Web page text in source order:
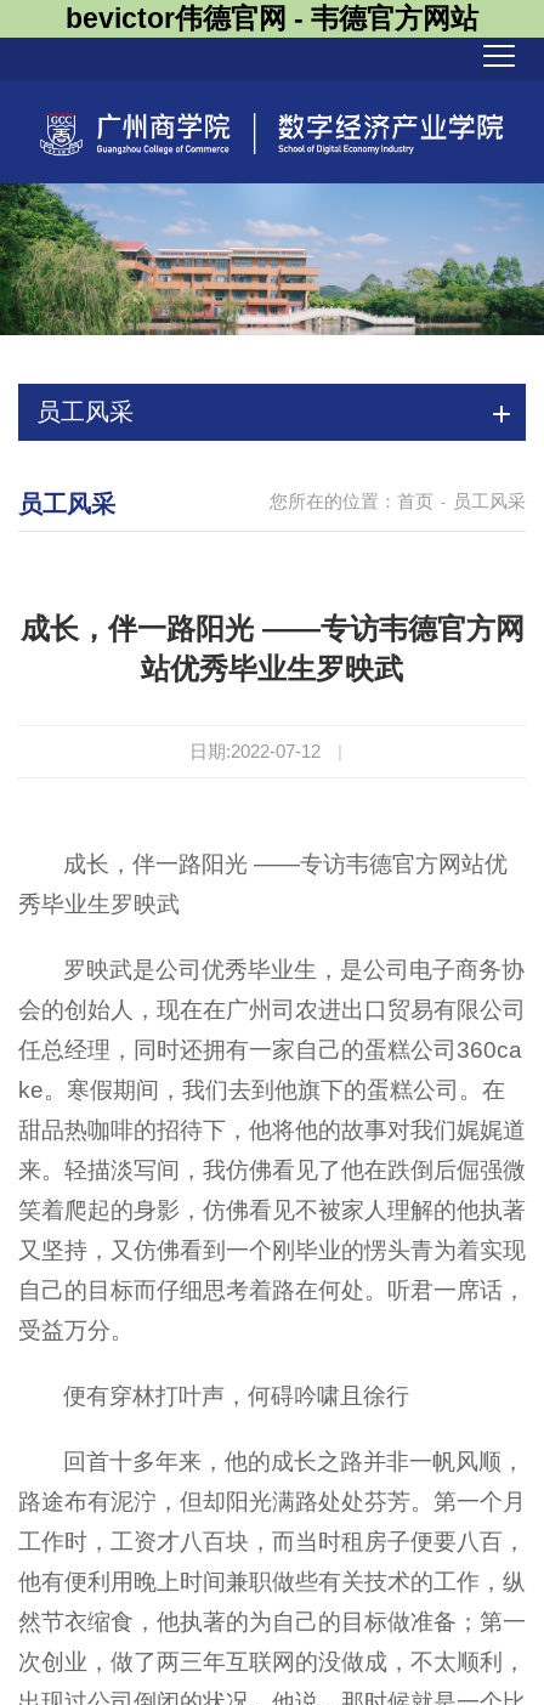
bevictor伟德官网 - 韦德官方网站
员工风采
您所在的位置： 首页 - 员工风采
员工风采
成长，伴一路阳光 ——专访韦德官方网
站优秀毕业生罗映武
日期:2022-07-12 |
成长，伴一路阳光 ——专访韦德官方网站优
秀毕业生罗映武
罗映武是公司优秀毕业生，是公司电子商务协
会的创始人，现在在广州司农进出口贸易有限公司
任总经理，同时还拥有一家自己的蛋糕公司360ca
ke。寒假期间，我们去到他旗下的蛋糕公司。在
甜品热咖啡的招待下，他将他的故事对我们娓娓道
来。轻描淡写间，我仿佛看见了他在跌倒后倔强微
笑着爬起的身影，仿佛看见不被家人理解的他执著
又坚持，又仿佛看到一个刚毕业的愣头青为着实现
自己的目标而仔细思考着路在何处。听君一席话，
受益万分。
便有穿林打叶声，何碍吟啸且徐行
回首十多年来，他的成长之路并非一帆风顺，
路途布有泥泞，但却阳光满路处处芬芳。第一个月
工作时，工资才八百块，而当时租房子便要八百，
他有便利用晚上时间兼职做些有关技术的工作，纵
然节衣缩食，他执著的为自己的目标做准备；第一
次创业，做了两三年互联网的没做成，不太顺利，